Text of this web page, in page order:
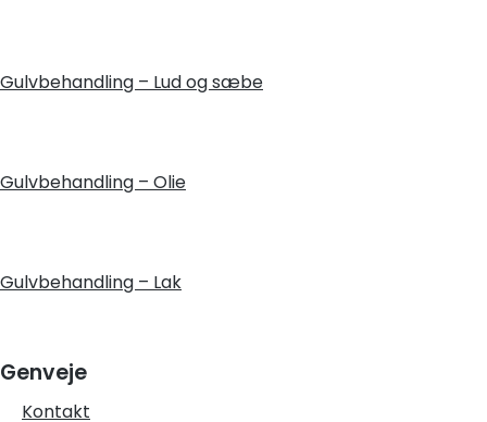
Gulvbehandling – Lud og sæbe
Gulvbehandling – Olie
Gulvbehandling – Lak
Genveje
Kontakt